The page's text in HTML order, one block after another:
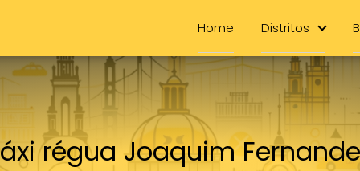
Home Distritos
régua Joaquim